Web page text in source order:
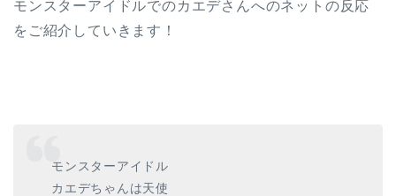
モンスターアイドルでのカエデさんへのネットの反応
をご紹介していきます！
モンスターアイドル
カエデちゃんは天使